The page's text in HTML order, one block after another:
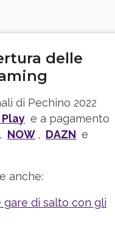
delle
di Pechino 2022
Play e a pagamento
, NOW , DAZN e
anche:
gare di salto con gli